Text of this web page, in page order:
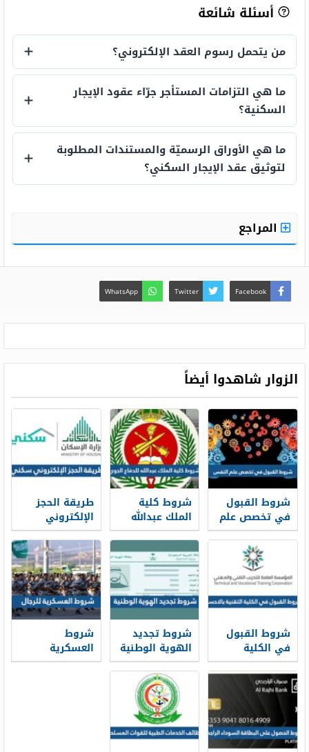
أسئلة شائعة
من يتحمل رسوم العقد الإلكتروني؟
من يتحمل رسوم العقد الإلكتروني؟
ما هي التزامات المستأجر جرّاء عقود الإيجار
السكنية؟
ما هي التزامات المستأجر جرّاء عقود الإيجار
ما هي الأوراق الرسميّة والمستندات المطلوبة
لتوثيق عقد الإيجار السكني؟
ما هي الأوراق الرسميّة والمستندات
المراجع
Facebook
Twitter
WhatsApp
الزوار شاهدوا أيضاً
شروط القبول
في تخصص علم
النفس ونسب
القبول 1448
شروط كلية
الملك عبدالله
للدفاع الجوي
1448 ونسب
القبول
طريقة الحجز
الإلكتروني
سكني 1448
وشروط الحجز
شروط القبول
في الكلية
التقنية بالاحساء
1448 ونسب
القبول
شروط تجديد
الهوية الوطنية
1448 قبل
انتهائها
شروط
العسكرية
للرجال 1448